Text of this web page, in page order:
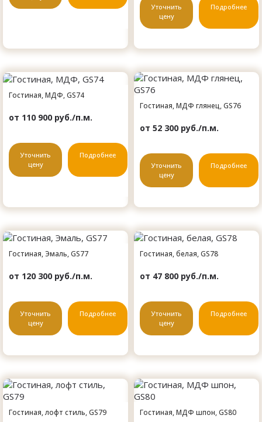
Уточнить
цену
Подробнее
Гостиная, МДФ, GS74
от 110 900 руб./п.м.
Уточнить
цену
Подробнее
Гостиная, МДФ глянец, GS76
от 52 300 руб./п.м.
Уточнить
цену
Подробнее
Гостиная, Эмаль, GS77
от 120 300 руб./п.м.
Уточнить
цену
Подробнее
Гостиная, белая, GS78
от 47 800 руб./п.м.
Уточнить
цену
Подробнее
Гостиная, лофт стиль, GS79 Гостиная, МДФ шпон, GS80